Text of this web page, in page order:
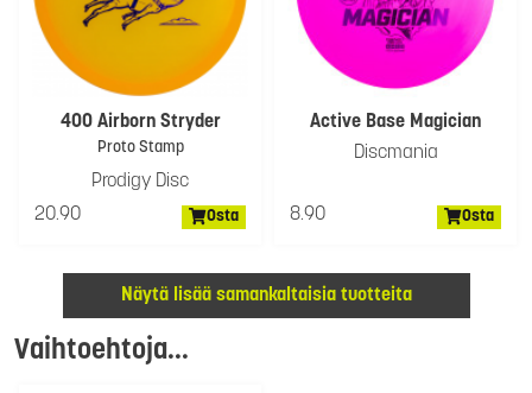
400 Airborn Stryder
Proto Stamp
Prodigy Disc
20.90
Osta
Active Base Magician
Discmania
8.90 Osta
Näytä lisää samankaltaisia tuotteita
Vaihtoehtoja...